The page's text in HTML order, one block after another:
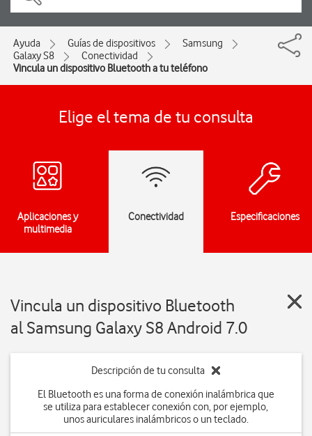
Ayuda Guías de dispositivos
Samsung
Galaxy S8
Conectividad
Vincula un dispositivo Bluetooth a tu teléfono
Elige el tema de tu consulta
Aplicaciones y
multimedia
Conectividad Especificaciones
Vincula un dispositivo Bluetooth
al Samsung Galaxy S8 Android 7.0
Descripción de tu consulta
El Bluetooth es una forma de conexión inalámbrica que
se utiliza para establecer conexión con, por ejemplo,
unos auriculares inalámbricos o un teclado.